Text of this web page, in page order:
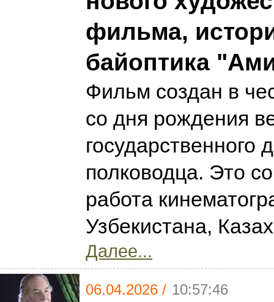
фильма,
байоптика
Фильм создан в
со дня рождения
государственного
полководца. Это
работа
Узбекистана,
Далее...
06.04.2026 / 10:57:46